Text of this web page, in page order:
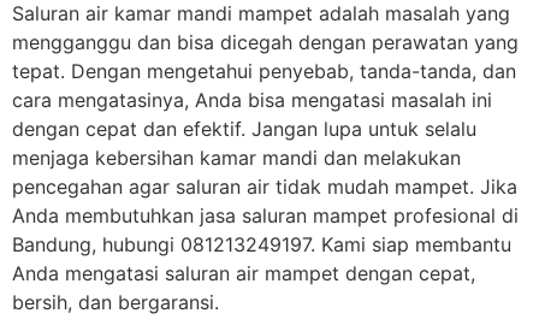
Saluran air kamar mandi mampet adalah masalah yang
mengganggu dan bisa dicegah dengan perawatan yang
tepat. Dengan mengetahui penyebab, tanda-tanda, dan
cara mengatasinya, Anda bisa mengatasi masalah ini
dengan cepat dan efektif. Jangan lupa untuk selalu
menjaga kebersihan kamar mandi dan melakukan
pencegahan agar saluran air tidak mudah mampet. Jika
Anda membutuhkan jasa saluran mampet profesional di
Bandung, hubungi 081213249197. Kami siap membantu
Anda mengatasi saluran air mampet dengan cepat,
bersih, dan bergaransi.